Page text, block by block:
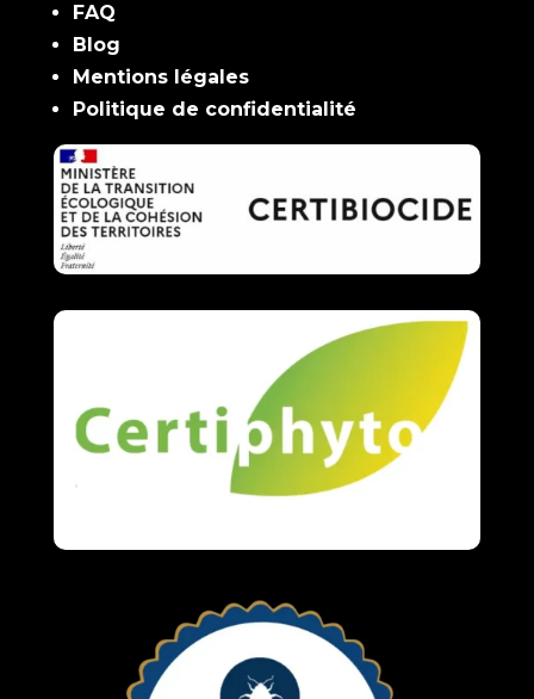
FAQ
Blog
Mentions légales
Politique de confidentialité